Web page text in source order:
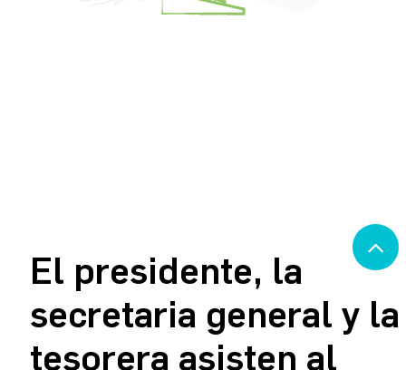
El presidente, la
secretaria general y la
tesorera asisten al